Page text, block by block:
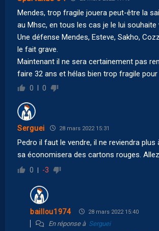
Mendes, trop fragile jouera peut-être la
au Mhsc, en tous les cas je le lui souhaite
Une défense Mendes, Esteve, Sakho,
le fait grave.
Maintenant il ne sera certainement pas
faire 32 ans et hélas bien trop fragile pour
0 0
Serguei 28 mars 2022 15:31
Pedro il faut le vendre, il ne reviendra plus
sa économisera des cartons rouges.
0 -3
baillou1974 28 mars 2022 15:40
En réponse à Serguei